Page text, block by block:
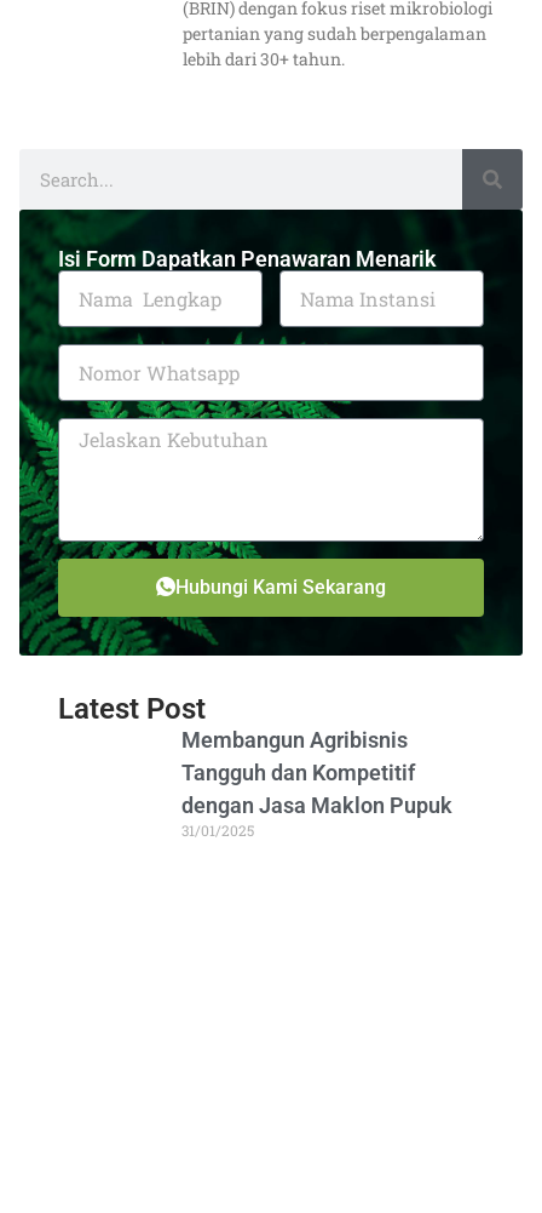
(BRIN) dengan fokus riset mikrobiologi
pertanian yang sudah berpengalaman
lebih dari 30+ tahun.
Isi Form Dapatkan Penawaran Menarik
Hubungi Kami Sekarang
Latest Post
Membangun Agribisnis
Tangguh dan Kompetitif
dengan Jasa Maklon Pupuk
31/01/2025